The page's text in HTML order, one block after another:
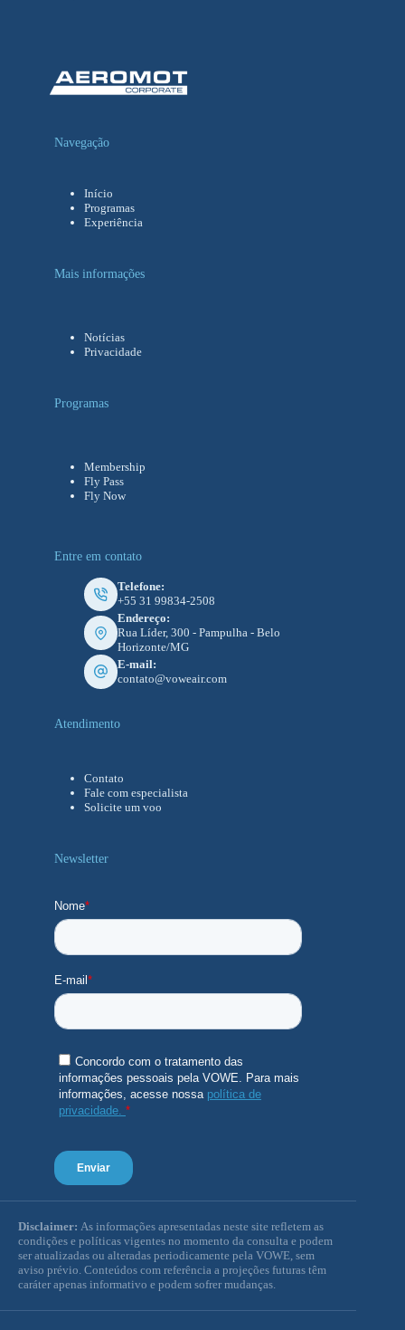
Navegação
Início
Programas
Experiência
Mais informações
Notícias
Privacidade
Programas
Membership
Fly Pass
Fly Now
Entre em contato
Telefone:
+55 31 99834-2508
Endereço:
Rua Líder, 300 - Pampulha - Belo
Horizonte/MG
E-mail:
contato@voweair.com
Atendimento
Contato
Fale com especialista
Solicite um voo
Newsletter
Disclaimer: As informações apresentadas neste site refletem as
condições e políticas vigentes no momento da consulta e podem
ser atualizadas ou alteradas periodicamente pela VOWE, sem
aviso prévio. Conteúdos com referência a projeções futuras têm
caráter apenas informativo e podem sofrer mudanças.